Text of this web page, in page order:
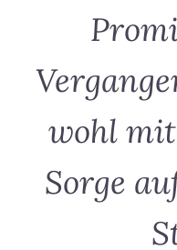
wohl
Sorge